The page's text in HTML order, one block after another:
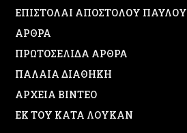
ΕΠΙΣΤΟΛΑΙ ΑΠΟΣΤΟΛΟΥ ΠΑΥΛΟΥ
ΑΡΘΡΑ
ΠΡΩΤΟΣΕΛΙΔΑ ΑΡΘΡΑ
ΠΑΛΑΙΑ ΔΙΑΘΗΚΗ
ΑΡΧΕΙΑ ΒΙΝΤΕΟ
ΕΚ ΤΟΥ ΚΑΤΑ ΛΟΥΚΑΝ